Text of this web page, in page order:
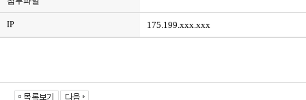
IP 175.199.xxx.xxx